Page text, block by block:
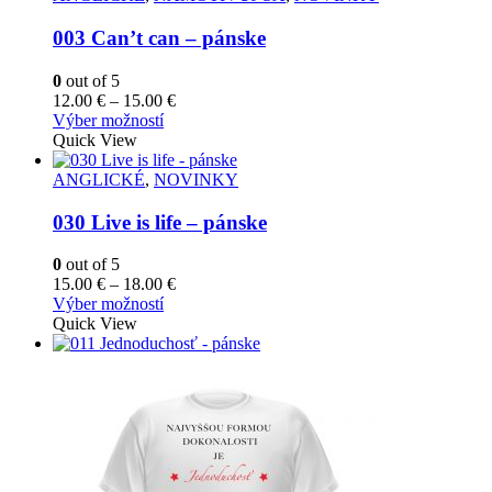
003 Can’t can – pánske
0 out of 5
12.00 € – 15.00 €Price
through
15.00 €
Výber možnostíTento
má
viacero
Možnosti
si
vybrať
na
stránke
produktu.
Quick View
ANGLICKÉ, NOVINKY
030 Live is life – pánske
0 out of 5
15.00 € – 18.00 €Price
through
Výber možnostíTento
má
Možnosti
si
môžete
na
Quick View